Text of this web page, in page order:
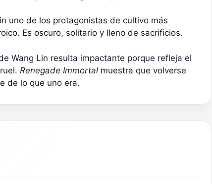
uno de los protagonistas de cultivo más
Es oscuro, solitario y lleno de sacrificios.
Wang Lin resulta impactante porque refleja el
Renegade Immortal muestra que volverse
de lo que uno era.